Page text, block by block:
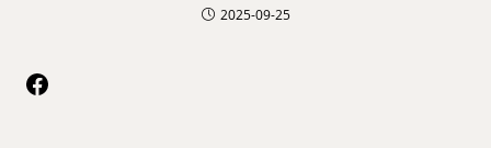
2025-09-25
Facebook